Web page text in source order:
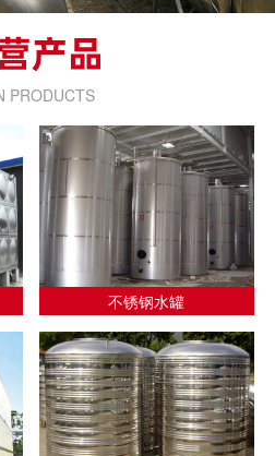
PRODUCTS
不锈钢水罐